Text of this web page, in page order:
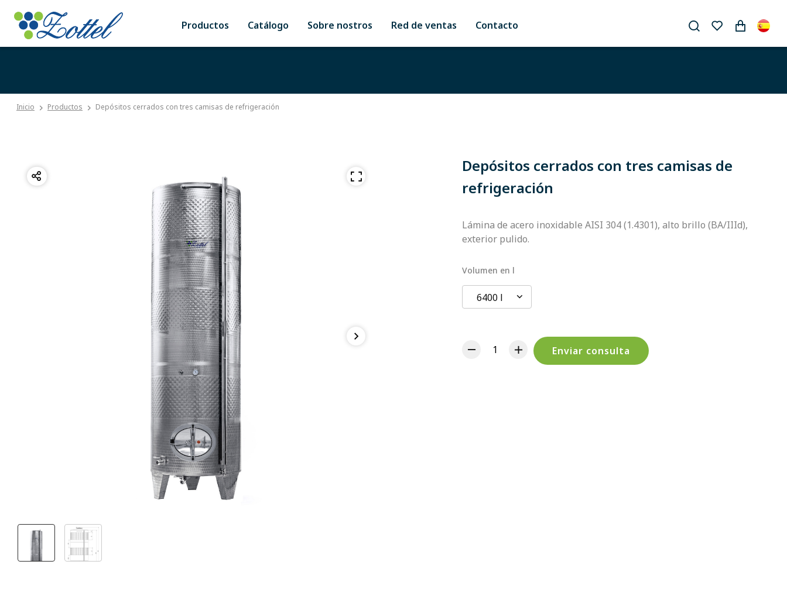
Productos Catálogo Sobre nostros Red de ventas Contacto
Inicio Productos Depósitos cerrados con tres camisas de refrigeración
Depósitos cerrados con tres camisas de
refrigeración
Lámina de acero inoxidable AISI 304 (1.4301), alto brillo (BA/IIId),
exterior pulido.
Volumen en l
6400 l
Enviar consulta